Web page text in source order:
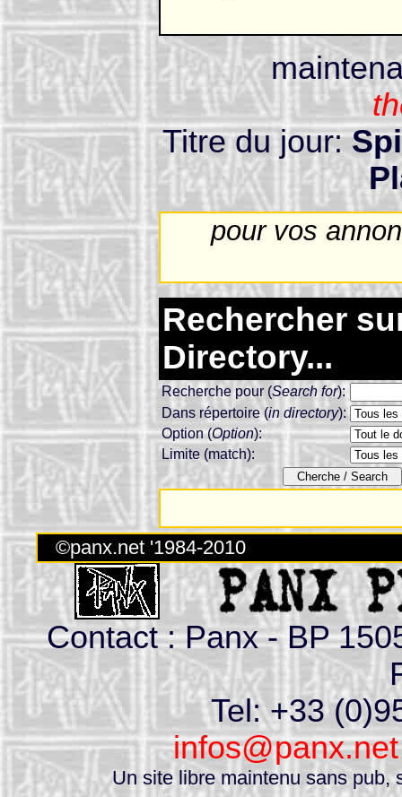
Titre du jour:
pour vos
Rechercher
Directory...
Recherche pour (Search for):
Dans répertoire (in directory):
Option (Option):
Limite (match):
©panx.net '1984-2010
Contact : Panx - BP
Tel: +33
infos@panx.net
Un site libre maintenu sans pub,